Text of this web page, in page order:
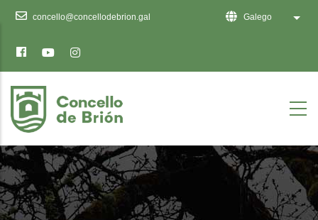
sitio
web
inclúe
un
sistema
de
accesibilidade.
concello@concellodebrion.gal Galego List